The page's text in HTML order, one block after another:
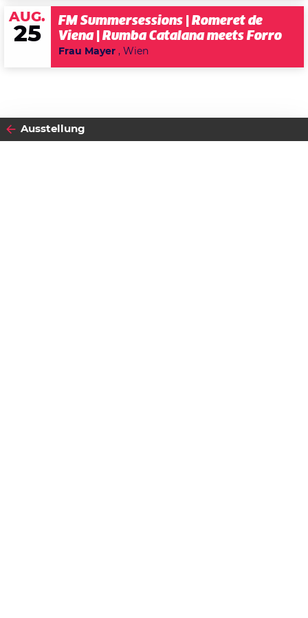
AUG.
25
FM Summersessions | Romeret de
Viena | Rumba Catalana meets Forro
Frau Mayer , Wien
Ausstellung